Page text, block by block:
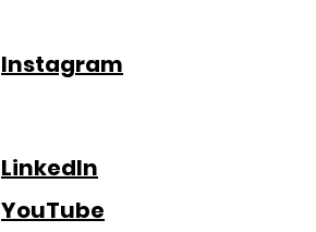
Instagram
LinkedIn
YouTube